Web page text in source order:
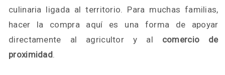
culinaria ligada al territorio. Para muchas familias,
hacer la compra aquí es una forma de apoyar
directamente al agricultor y al comercio de
proximidad.